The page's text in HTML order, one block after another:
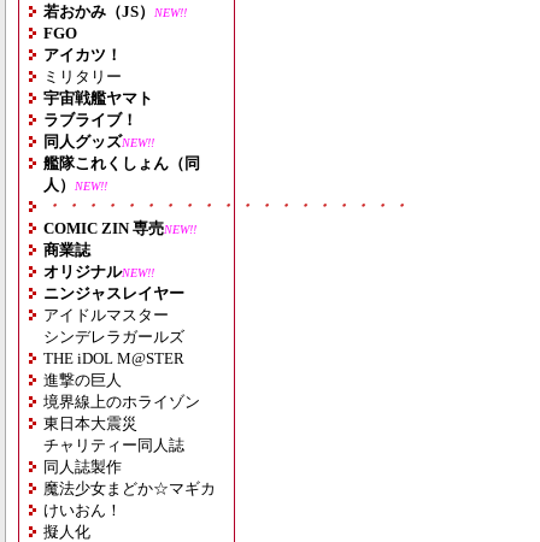
若おかみ（JS） NEW!!
FGO
アイカツ！
ミリタリー
宇宙戦艦ヤマト
ラブライブ！
同人グッズNEW!!
艦隊これくしょん（同
人）
NEW!!
・・・・・・・・・・・・・・・・・・・
COMIC ZIN 専売NEW!!
商業誌
オリジナルNEW!!
ニンジャスレイヤー
アイドルマスター
シンデレラガールズ
THE iDOL M@STER
進撃の巨人
境界線上のホライゾン
東日本大震災
チャリティー同人誌
同人誌製作
魔法少女まどか☆マギカ
けいおん！
擬人化